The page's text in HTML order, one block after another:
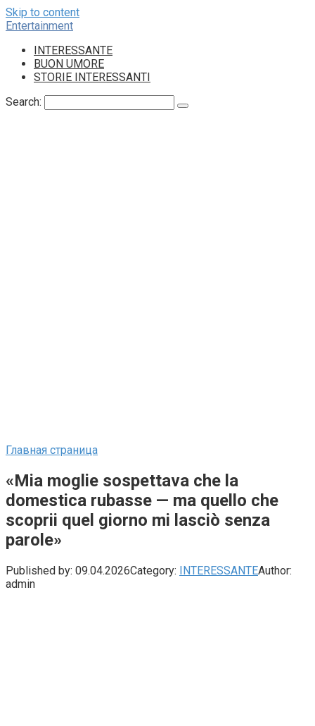
Skip to content
Entertainment
INTERESSANTE
BUON UMORE
STORIE INTERESSANTI
Search:
Главная страница
«Mia moglie sospettava che la
domestica rubasse — ma quello che
scoprii quel giorno mi lasciò senza
parole»
Published by: 09.04.2026Category: INTERESSANTEAuthor:
admin